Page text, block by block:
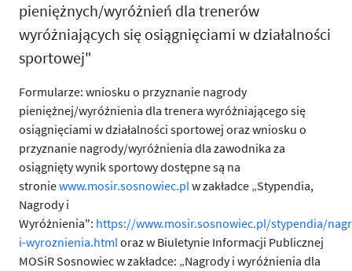
pieniężnych/wyróżnień dla trenerów
wyróżniających się osiągnięciami w działalności
sportowej"
Formularze: wniosku o przyznanie nagrody
pieniężnej/wyróżnienia dla trenera wyróżniającego się
osiągnięciami w działalności sportowej oraz wniosku o
przyznanie nagrody/wyróżnienia dla zawodnika za
osiągnięty wynik sportowy dostępne są na
stroniewww.mosir.sosnowiec.plw zakładce „Stypendia,
Nagrody i
Wyróżnienia": https://www.mosir.sosnowiec.pl/stypendia/
i-wyroznienia.htmloraz w Biuletynie Informacji Publicznej
MOSiR Sosnowiec w zakładce: „Nagrody i wyróżnienia dla